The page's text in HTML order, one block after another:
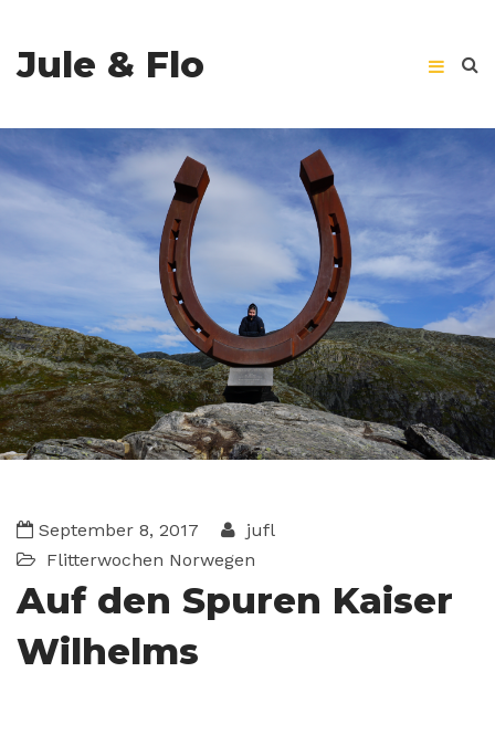
Jule & Flo
September 8, 2017
jufl
Flitterwochen Norwegen
Auf den Spuren Kaiser
Wilhelms